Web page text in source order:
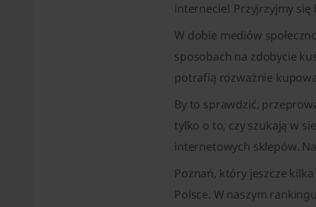
internecie! Przyjrzyjmy
W dobie mediów
sposobach na zdobycie
potrafią rozważnie
By to sprawdzić,
tylko o to, czy szukają w
internetowych sklepów.
Poznań, który jeszcze
Polsce. W naszym